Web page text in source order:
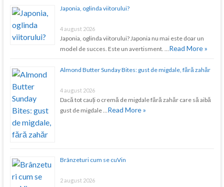
Japonia, oglinda viitorului?
4 august 2026
Japonia, oglinda viitorului? Japonia nu mai este doar un
model de succes. Este un avertisment. … Read More »
Almond Butter Sunday Bites: gust de migdale, fără zahăr
4 august 2026
Dacă tot cauți o cremă de migdale fără zahăr care să aibă
gust de migdale … Read More »
Brânzeturi cum se cuVin
2 august 2026